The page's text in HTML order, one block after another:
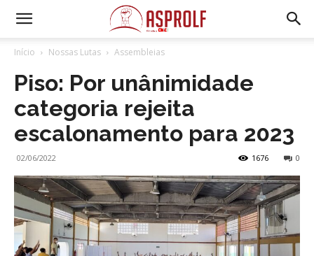
Início Nossas Lutas Assembleias
Piso: Por unânimidade
categoria rejeita
escalonamento para 2023
02/06/2022 0
1676